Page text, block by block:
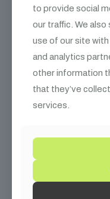
to provide social
our traffic. We
use of our site
and analytics
other information
that they’ve
services.